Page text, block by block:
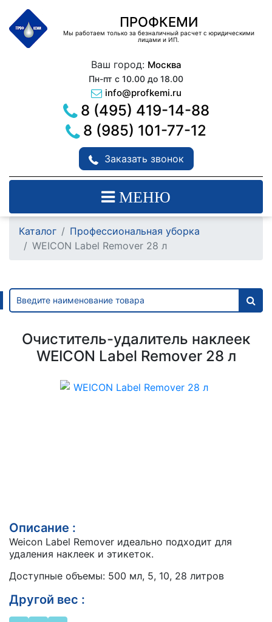
ПРОФКЕМИ
Мы работаем только за безналичный расчет с юридическими
лицами и ИП.
Ваш город: Москва
Пн-пт с 10.00 до 18.00
info@profkemi.ru
8 (495) 419-14-88
8 (985) 101-77-12
Заказать звонок
МЕНЮ
Каталог
Профессиональная уборка
WEICON Label Remover 28 л
Очиститель-удалитель наклеек
WEICON Label Remover 28 л
Описание :
Weicon Label Remover идеально подходит для
удаления наклеек и этикеток.
Доступные объемы: 500 мл, 5, 10, 28 литров
Другой вес :